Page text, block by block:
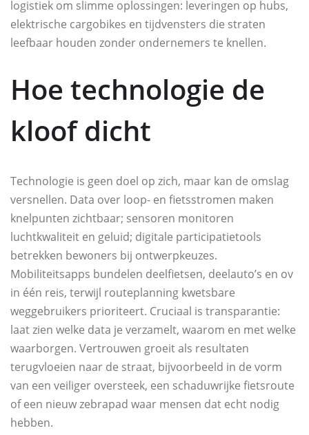
logistiek om slimme oplossingen: leveringen op hubs,
elektrische cargobikes en tijdvensters die straten
leefbaar houden zonder ondernemers te knellen.
Hoe technologie de
kloof dicht
Technologie is geen doel op zich, maar kan de omslag
versnellen. Data over loop- en fietsstromen maken
knelpunten zichtbaar; sensoren monitoren
luchtkwaliteit en geluid; digitale participatietools
betrekken bewoners bij ontwerpkeuzes.
Mobiliteitsapps bundelen deelfietsen, deelauto’s en ov
in één reis, terwijl routeplanning kwetsbare
weggebruikers prioriteert. Cruciaal is transparantie:
laat zien welke data je verzamelt, waarom en met welke
waarborgen. Vertrouwen groeit als resultaten
terugvloeien naar de straat, bijvoorbeeld in de vorm
van een veiliger oversteek, een schaduwrijke fietsroute
of een nieuw zebrapad waar mensen dat echt nodig
hebben.